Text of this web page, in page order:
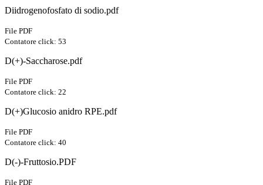
Diidrogenofosfato di sodio.pdf
File PDF
Contatore click: 53
D(+)-Saccharose.pdf
File PDF
Contatore click: 22
D(+)Glucosio anidro RPE.pdf
File PDF
Contatore click: 40
D(-)-Fruttosio.PDF
File PDF